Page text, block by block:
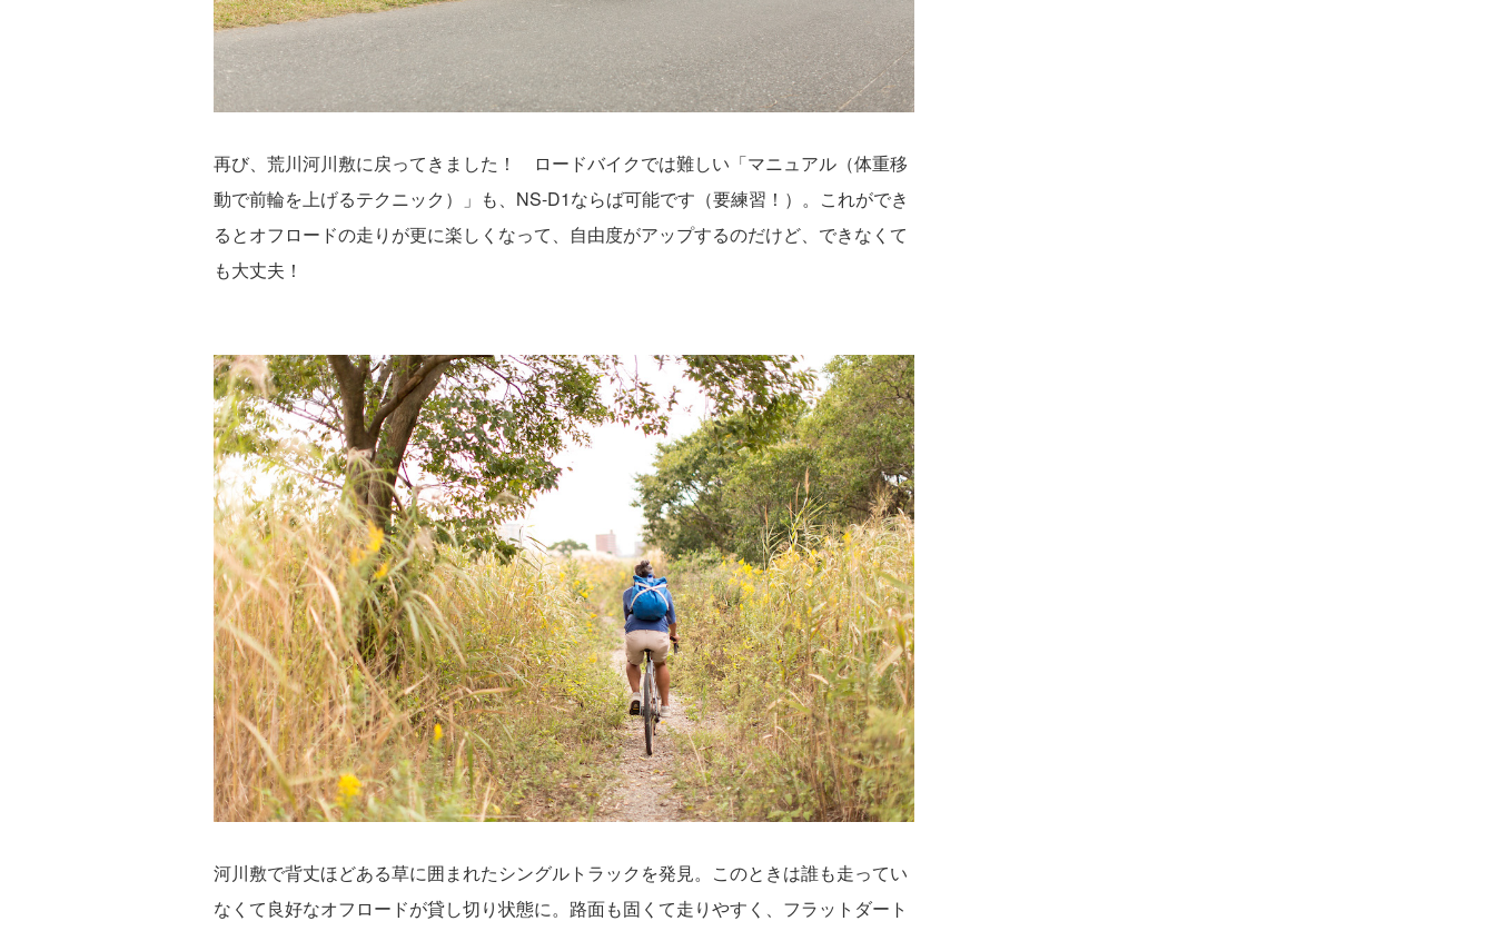
再び、荒川河川敷に戻ってきました！ ロードバイクでは難しい「マニュアル（体重移
動で前輪を上げるテクニック）」も、NS-D1ならば可能です（要練習！）。これができ
るとオフロードの走りが更に楽しくなって、自由度がアップするのだけど、できなくて
も大丈夫！
河川敷で背丈ほどある草に囲まれたシングルトラックを発見。このときは誰も走ってい
なくて良好なオフロードが貸し切り状態に。路面も固くて走りやすく、フラットダート